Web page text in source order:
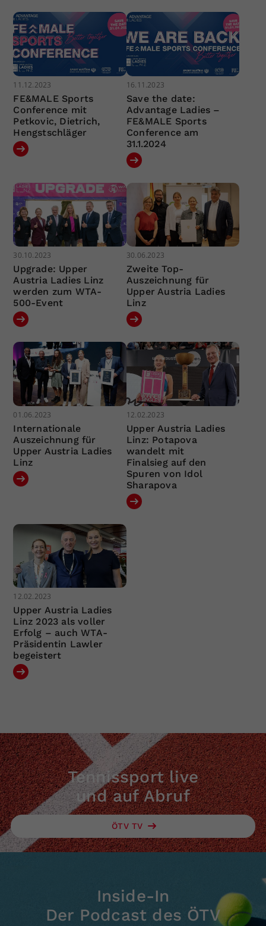
11.12.2023
FE&MALE Sports
Conference mit
Petkovic, Dietrich,
Hengstschläger
16.11.2023
Save the date:
Advantage Ladies –
FE&MALE Sports
Conference am
31.1.2024
30.10.2023
Upgrade: Upper
Austria Ladies Linz
werden zum WTA-
500-Event
30.06.2023
Zweite Top-
Auszeichnung für
Upper Austria Ladies
Linz
01.06.2023
Internationale
Auszeichnung für
Upper Austria Ladies
Linz
12.02.2023
Upper Austria Ladies
Linz: Potapova
wandelt mit
Finalsieg auf den
Spuren von Idol
Sharapova
12.02.2023
Upper Austria Ladies
Linz 2023 als voller
Erfolg – auch WTA-
Präsidentin Lawler
begeistert
Tennissport live
und auf Abruf
ÖTV TV
Inside-In
Der Podcast des ÖTV